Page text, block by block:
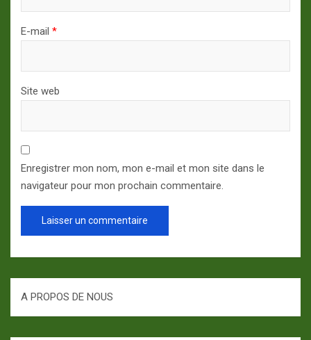
E-mail *
Site web
Enregistrer mon nom, mon e-mail et mon site dans le
navigateur pour mon prochain commentaire.
A PROPOS DE NOUS